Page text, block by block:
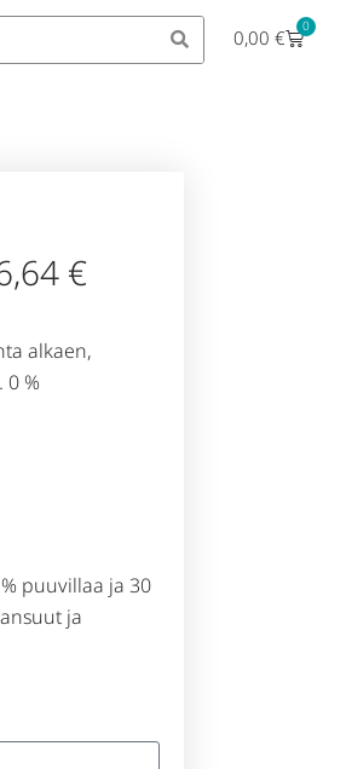
0,00€ 0
€
alkaen,
0 %
puuvillaa ja 30
ja